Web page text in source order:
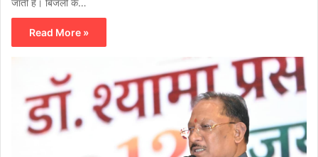
जाती है। बिजली के…
Read More »